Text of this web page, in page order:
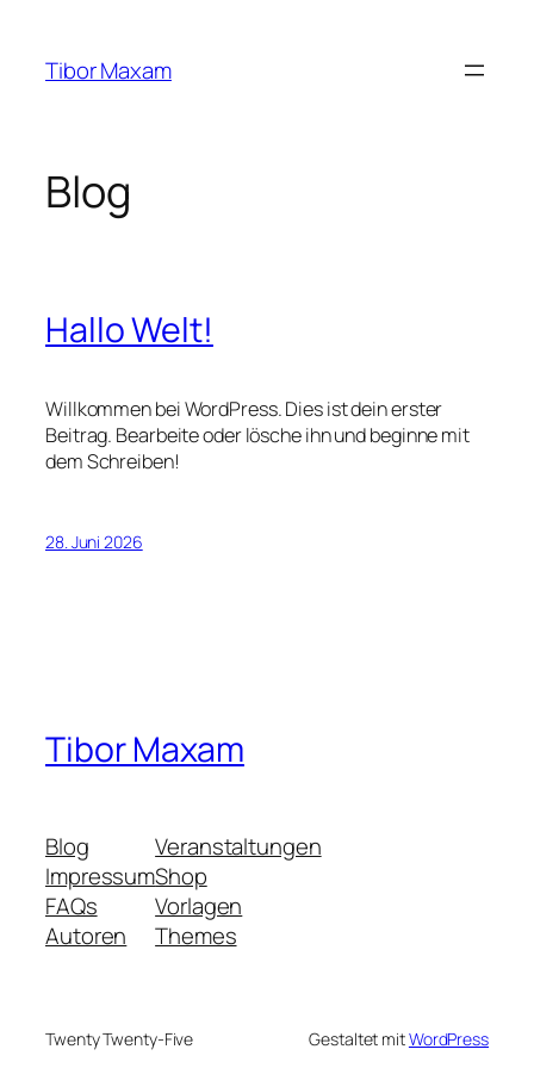
springen
Tibor Maxam
Blog
Hallo Welt!
Willkommen bei WordPress. Dies ist dein erster
Beitrag. Bearbeite oder lösche ihn und beginne mit
dem Schreiben!
28. Juni 2026
Tibor Maxam
Blog
Impressum
FAQs
Autoren
Veranstaltungen
Shop
Vorlagen
Themes
Twenty Twenty-Five Gestaltet mitWordPress